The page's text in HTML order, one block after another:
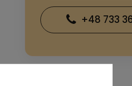
+48 733